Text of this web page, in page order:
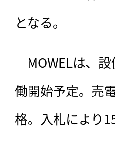
となる。
MOWELは、
働開始予定。売
格。入札により